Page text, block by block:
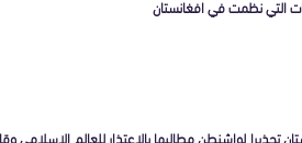
لواشنطن مطالبها بالاعتذار للعالم